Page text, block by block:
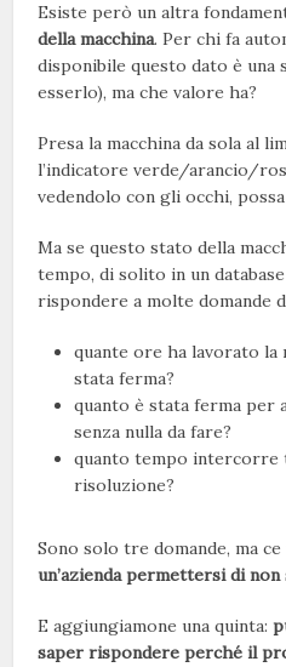
Esiste però un altra
della macchina. Per chi fa
disponibile questo dato è una
esserlo), ma che valore ha?
Presa la macchina da sola al
l’indicatore verde/arancio/
vedendolo con gli occhi,
Ma se questo stato della
tempo, di solito in un
rispondere a molte domande
quante ore ha lavorato la
stata ferma?
quanto è stata ferma per
senza nulla da fare?
quanto tempo intercorre
risoluzione?
Sono solo tre domande, ma ce
un’azienda permettersi di
E aggiungiamone una quinta:
saper rispondere perché il